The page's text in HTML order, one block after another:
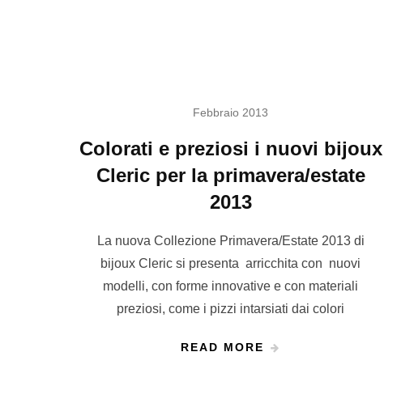
Febbraio 2013
Colorati e preziosi i nuovi bijoux
Cleric per la primavera/estate
2013
La nuova Collezione Primavera/Estate 2013 di
bijoux Cleric si presenta arricchita con nuovi
modelli, con forme innovative e con materiali
preziosi, come i pizzi intarsiati dai colori
READ MORE